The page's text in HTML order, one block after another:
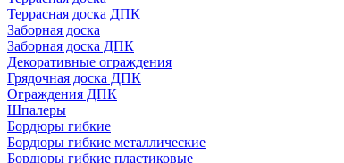
Террасная доска ДПК
Заборная доска
Заборная доска ДПК
Декоративные ограждения
Грядочная доска ДПК
Ограждения ДПК
Шпалеры
Бордюры гибкие
Бордюры гибкие металлические
Бордюры гибкие пластиковые